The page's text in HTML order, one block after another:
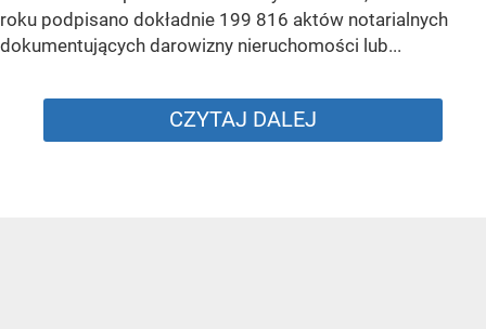
roku podpisano dokładnie 199 816 aktów notarialnych
dokumentujących darowizny nieruchomości lub...
CZYTAJ DALEJ